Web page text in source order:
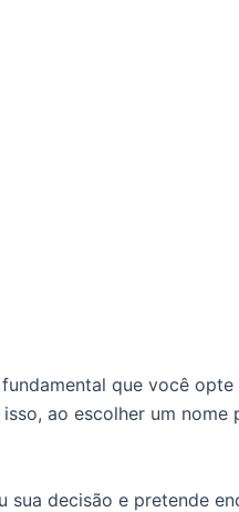
que você
ao escolher um nome
decisão e pretende